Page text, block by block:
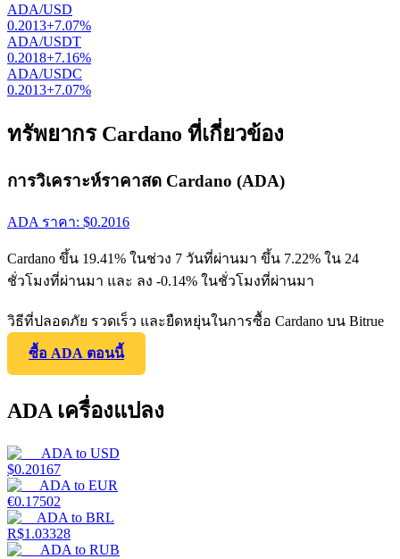
ADA/USD
0.2013+7.07%
ADA/USDT
0.2018+7.16%
ADA/USDC
0.2013+7.07%
ทรัพยากร Cardano ที่เกี่ยวข้อง
การวิเคราะห์ราคาสด Cardano (ADA)
ADA ราคา: $0.2016
Cardano ขึ้น 19.41% ในช่วง 7 วันที่ผ่านมา ขึ้น 7.22% ใน 24
ชั่วโมงที่ผ่านมา และ ลง -0.14% ในชั่วโมงที่ผ่านมา
วิธีที่ปลอดภัย รวดเร็ว และยืดหยุ่นในการซื้อ Cardano บน Bitrue
ซื้อ ADA ตอนนี้
ADA เครื่องแปลง
ADA to USD
$0.20167
ADA to EUR
€0.17502
ADA to BRL
R$1.03328
ADA to RUB